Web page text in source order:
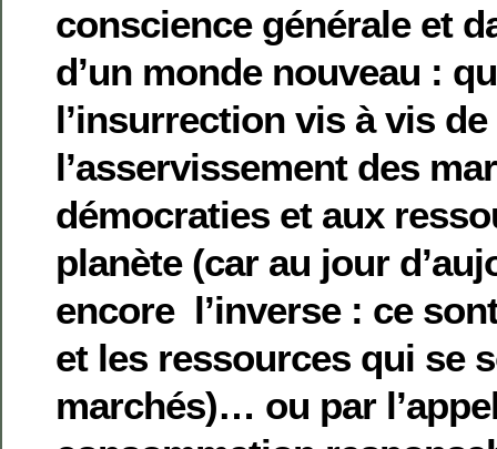
conscience générale et
d’un monde nouveau :
l’insurrection vis à vis de
l’asservissement des
démocraties et aux
planète (car au jour
encore l’inverse : ce
et les ressources qui se
marchés)… ou par